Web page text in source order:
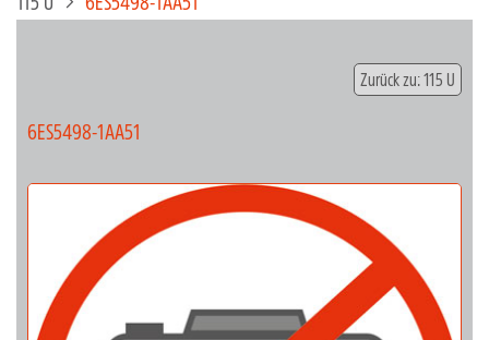
Zurück zu: 115 U
6ES5498-1AA51